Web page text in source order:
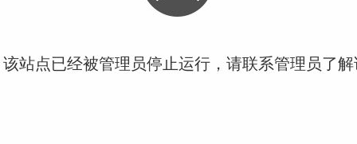
站点已经被管理员停止运行，请联系管理员了